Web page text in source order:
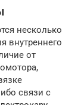
несколько
внутреннего
от
связи с